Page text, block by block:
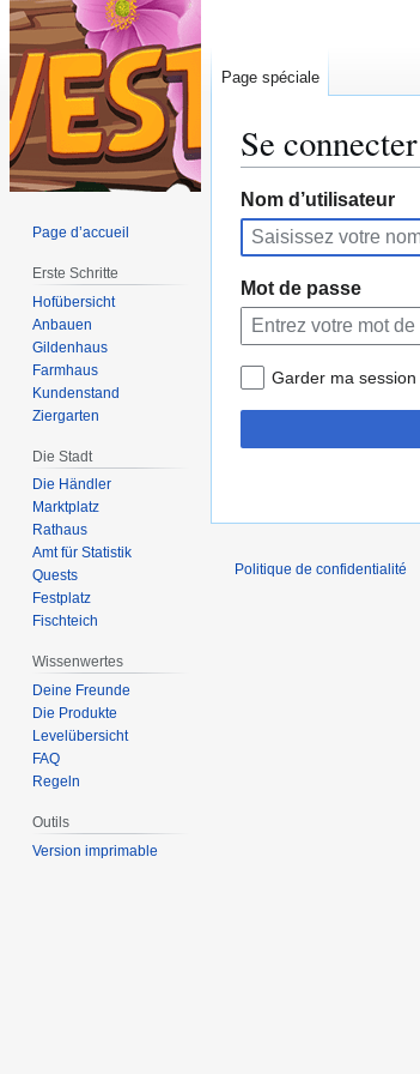
Se connecter
Aller
à
la
navigation
Aller
à
la
recherche
Nom d’utilisateur
Mot de passe
Garder ma session
Page spéciale
Page d’accueil
Erste Schritte
Hofübersicht
Anbauen
Gildenhaus
Farmhaus
Kundenstand
Ziergarten
Die Stadt
Die Händler
Marktplatz
Rathaus
Amt für Statistik
Quests
Festplatz
Fischteich
Wissenwertes
Deine Freunde
Die Produkte
Levelübersicht
FAQ
Regeln
Outils
Version imprimable
Politique de confidentialité